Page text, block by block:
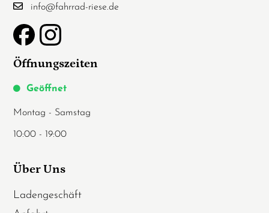
info@fahrrad-riese.de
Öffnungszeiten
Geöffnet
Montag - Samstag
10:00 - 19:00
Über Uns
Ladengeschäft